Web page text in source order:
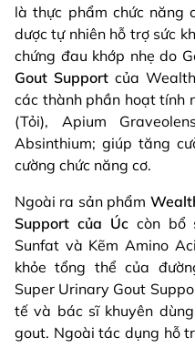
là thực phẩm chức năng
dược tự nhiên hỗ trợ sức
chứng đau khớp nhẹ do
Gout Support của
các thành phần hoạt tính
(Tỏi), Apium
Absinthium; giúp tăng
cường chức năng cơ.
Ngoài ra sản phẩm
Support của Úccòn bổ
Sunfat và Kẽm Amino
khỏe tổng thể của
Super Urinary Gout
tế và bác sĩ khuyên
gout. Ngoài tác dụng hỗ